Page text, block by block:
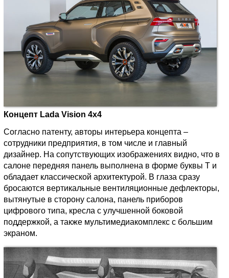
Концепт Lada Vision 4х4
Согласно патенту, авторы интерьера концепта –
сотрудники предприятия, в том числе и главный
дизайнер. На сопутствующих изображениях видно, что в
салоне передняя панель выполнена в форме буквы Т и
обладает классической архитектурой. В глаза сразу
бросаются вертикальные вентиляционные дефлекторы,
вытянутые в сторону салона, панель приборов
цифрового типа, кресла с улучшенной боковой
поддержкой, а также мультимедиакомплекс с большим
экраном.